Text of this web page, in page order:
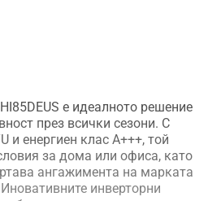
е идеалното решение
през всички сезони. С
и енергиен клас A+++, той
за дома или офиса, като
ангажимента на марката
инверторни